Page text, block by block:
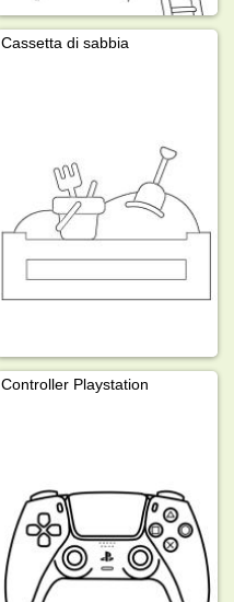
Cassetta di sabbia
Controller Playstation